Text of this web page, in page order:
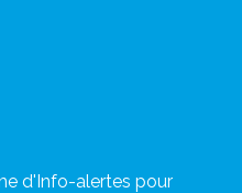
d'Info-alertes pour